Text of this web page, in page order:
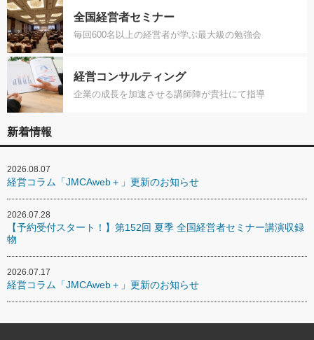
全国経営者セミナー
毎回600名以上の経営者が学ぶ最大級の勉強会
経営コンサルティング
企業の成長を加速させる講師陣が貴社にて指導
新着情報
2026.08.07
経営コラム「JMCAweb＋」更新のお知らせ
2026.07.28
【予約受付スタート！】第152回 夏季 全国経営者セミナー講演収録
物
2026.07.17
経営コラム「JMCAweb＋」更新のお知らせ